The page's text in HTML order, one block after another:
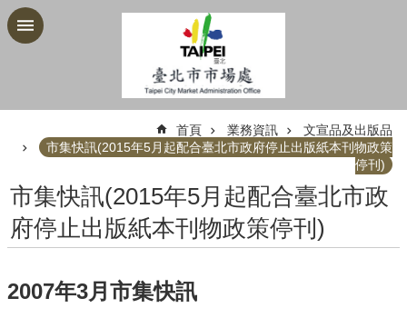
跳到主要內容區塊
首頁 業務資訊
文宣品及出版品
市集快訊(2015年5月起配合臺北市政府停止出版紙本刊物政策
停刊)
市集快訊(2015年5月起配合臺北市政
府停止出版紙本刊物政策停刊)
2007年3月市集快訊